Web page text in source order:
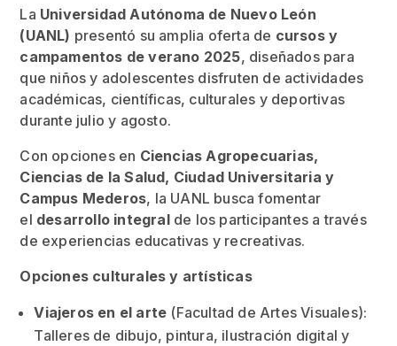
La Universidad Autónoma de Nuevo León
(UANL) presentó su amplia oferta de cursos y
campamentos de verano 2025, diseñados para
que niños y adolescentes disfruten de actividades
académicas, científicas, culturales y deportivas
durante julio y agosto.
Con opciones en Ciencias Agropecuarias,
Ciencias de la Salud, Ciudad Universitaria y
Campus Mederos, la UANL busca fomentar
el desarrollo integralde los participantes a través
de experiencias educativas y recreativas.
Opciones culturales y artísticas
Viajeros en el arte (Facultad de Artes Visuales):
Talleres de dibujo, pintura, ilustración digital y